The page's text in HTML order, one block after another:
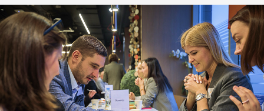
8 800 500-49-66
info@bandaumnikov.ru
«Банда умников» — студия образовательных технологий
Подписаться на рассылки